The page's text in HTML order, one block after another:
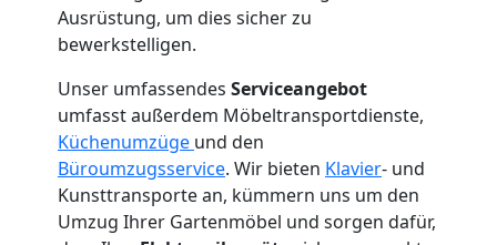
Ausrüstung, um dies sicher zu
bewerkstelligen.
Unser umfassendes Serviceangebot
umfasst außerdem Möbeltransportdienste,
Küchenumzüge und den
Büroumzugsservice. Wir bieten Klavier- und
Kunsttransporte an, kümmern uns um den
Umzug Ihrer Gartenmöbel und sorgen dafür,
Umzug
Wolfsberg
Mann